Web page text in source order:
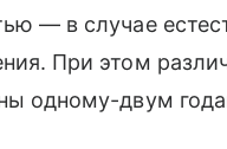
— в случае
При этом
одному-двум